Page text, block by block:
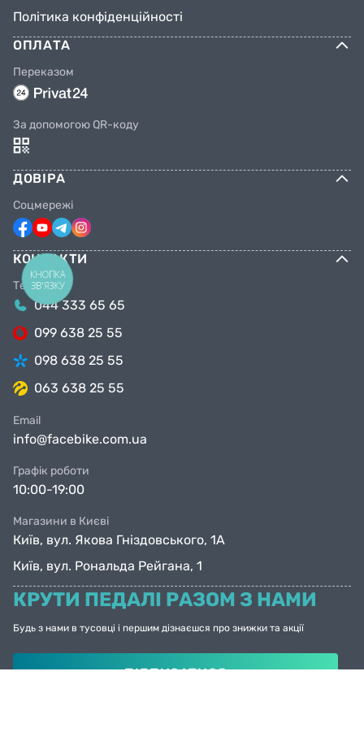
Політика конфіденційності
ОПЛАТА
Переказом
За допомогою QR-коду
ДОВІРА
Соцмережі
КОНТАКТИ
Телефони
044 333 65 65
099 638 25 55
098 638 25 55
063 638 25 55
Email
info@facebike.com.ua
Графік роботи
10:00-19:00
Магазини в Києві
Київ, вул. Якова Гніздовського, 1А
Київ, вул. Рональда Рейгана, 1
КРУТИ ПЕДАЛІ РАЗОМ З НАМИ
Будь з нами в тусовці і першим дізнаєшся про знижки та акції
ПІДПИСАТИСЯ
КНОПКА
ЗВ'ЯЗКУ